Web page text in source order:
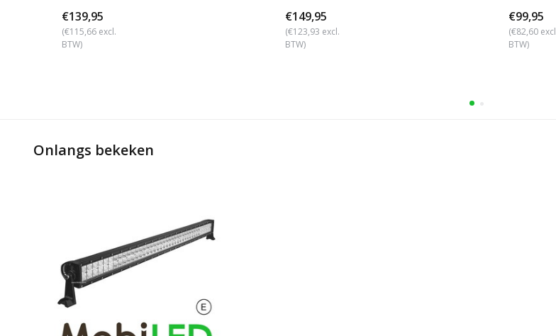
€139,95
(€115,66 excl.
BTW)
€149,95
(€123,93 excl.
BTW)
€99,95
(€82,60
BTW)
Onlangs bekeken